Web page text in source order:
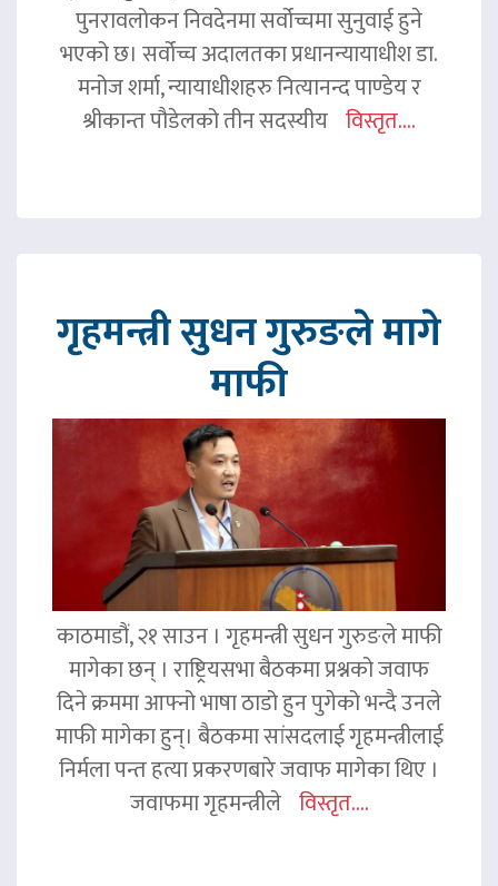
पुनरावलोकन निवदेनमा सर्वोच्चमा सुनुवाई हुने
भएको छ। सर्वोच्च अदालतका प्रधानन्यायाधीश डा.
मनोज शर्मा, न्यायाधीशहरु नित्यानन्द पाण्डेय र
श्रीकान्त पौडेलको तीन सदस्यीय विस्तृत....
गृहमन्त्री सुधन गुरुङले मागे
माफी
काठमाडौं, २१ साउन । गृहमन्त्री सुधन गुरुङले माफी
मागेका छन् । राष्ट्रियसभा बैठकमा प्रश्नको जवाफ
दिने क्रममा आफ्नो भाषा ठाडो हुन पुगेको भन्दै उनले
माफी मागेका हुन्। बैठकमा सांसदलाई गृहमन्त्रीलाई
निर्मला पन्त हत्या प्रकरणबारे जवाफ मागेका थिए ।
जवाफमा गृहमन्त्रीले विस्तृत....